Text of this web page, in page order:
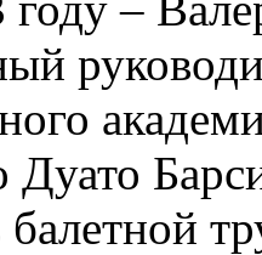
Дуато
балетной